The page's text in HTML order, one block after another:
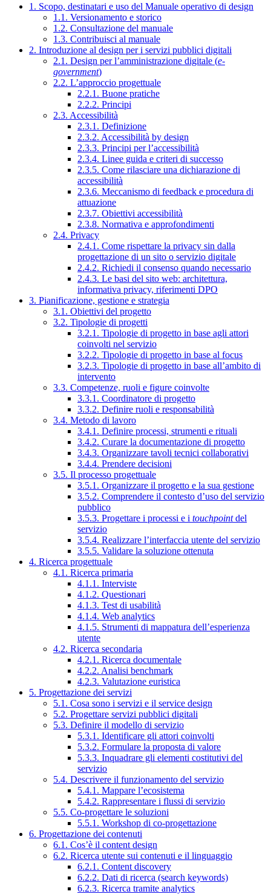
1. Scopo, destinatari e uso del Manuale operativo di design
1.1. Versionamento e storico
1.2. Consultazione del manuale
1.3. Contribuisci al manuale
2. Introduzione al design per i servizi pubblici digitali
2.1. Design per l’amministrazione digitale (e-
government)
2.2. L’approccio progettuale
2.2.1. Buone pratiche
2.2.2. Principi
2.3. Accessibilità
2.3.1. Definizione
2.3.2. Accessibilità by design
2.3.3. Principi per l’accessibilità
2.3.4. Linee guida e criteri di successo
2.3.5. Come rilasciare una dichiarazione di
accessibilità
2.3.6. Meccanismo di feedback e procedura di
attuazione
2.3.7. Obiettivi accessibilità
2.3.8. Normativa e approfondimenti
2.4. Privacy
2.4.1. Come rispettare la privacy sin dalla
progettazione di un sito o servizio digitale
2.4.2. Richiedi il consenso quando necessario
2.4.3. Le basi del sito web: architettura,
informativa privacy, riferimenti DPO
3. Pianificazione, gestione e strategia
3.1. Obiettivi del progetto
3.2. Tipologie di progetti
3.2.1. Tipologie di progetto in base agli attori
coinvolti nel servizio
3.2.2. Tipologie di progetto in base al focus
3.2.3. Tipologie di progetto in base all’ambito di
intervento
3.3. Competenze, ruoli e figure coinvolte
3.3.1. Coordinatore di progetto
3.3.2. Definire ruoli e responsabilità
3.4. Metodo di lavoro
3.4.1. Definire processi, strumenti e rituali
3.4.2. Curare la documentazione di progetto
3.4.3. Organizzare tavoli tecnici collaborativi
3.4.4. Prendere decisioni
3.5. Il processo progettuale
3.5.1. Organizzare il progetto e la sua gestione
3.5.2. Comprendere il contesto d’uso del servizio
pubblico
3.5.3. Progettare i processi e i touchpointdel
servizio
3.5.4. Realizzare l’interfaccia utente del servizio
3.5.5. Validare la soluzione ottenuta
4. Ricerca progettuale
4.1. Ricerca primaria
4.1.1. Interviste
4.1.2. Questionari
4.1.3. Test di usabilità
4.1.4. Web analytics
4.1.5. Strumenti di mappatura dell’esperienza
utente
4.2. Ricerca secondaria
4.2.1. Ricerca documentale
4.2.2. Analisi benchmark
4.2.3. Valutazione euristica
5. Progettazione dei servizi
5.1. Cosa sono i servizi e il service design
5.2. Progettare servizi pubblici digitali
5.3. Definire il modello di servizio
5.3.1. Identificare gli attori coinvolti
5.3.2. Formulare la proposta di valore
5.3.3. Inquadrare gli elementi costitutivi del
servizio
5.4. Descrivere il funzionamento del servizio
5.4.1. Mappare l’ecosistema
5.4.2. Rappresentare i flussi di servizio
5.5. Co-progettare le soluzioni
5.5.1. Workshop di co-progettazione
6. Progettazione dei contenuti
6.1. Cos’è il content design
6.2. Ricerca utente sui contenuti e il linguaggio
6.2.1. Content discovery
6.2.2. Dati di ricerca (search keywords)
6.2.3. Ricerca tramite analytics